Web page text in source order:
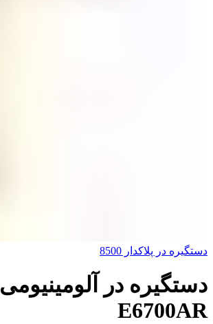
دستگیره در پلاکدار 8500
دستگیره در آلومینیومی
E6700AR